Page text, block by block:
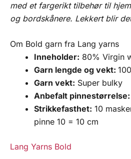
med et fargerikt tilbehør til
og bordskånere. Lekkert blir
Om Bold garn fra Lang yarns
Inneholder: 80% Virgin
Garn lengde og vekt:
Garn vekt: Super bulky
Anbefalt pinnestørrelse:
Strikkefasthet: 10
pinne 10 = 10 cm
Lang Yarns Bold